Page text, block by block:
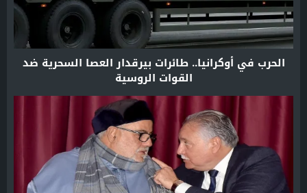
الحرب في أوكرانيا.. طائرات بيرقدار العصا السحرية ضد
القوات الروسية